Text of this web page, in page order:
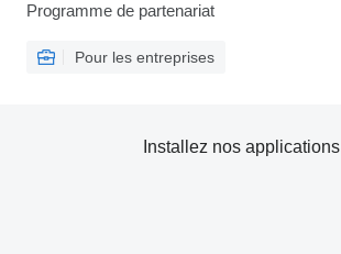
Programme de partenariat
Pour les entreprises
Installez nos applications